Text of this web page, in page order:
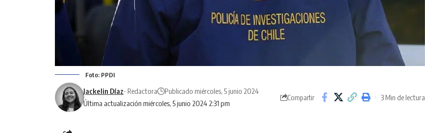
Foto: PPDI
Última actualización miércoles, 5 junio 2024 2:31 pm
Jackelin Díaz- Redactora Publicado miércoles, 5 junio 2024
Compartir 3 Min de lectura